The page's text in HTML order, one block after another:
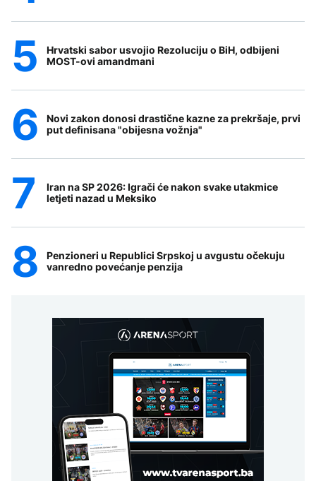
Hrvatski sabor usvojio Rezoluciju o BiH, odbijeni
MOST-ovi amandmani
Novi zakon donosi drastične kazne za prekršaje, prvi
put definisana "obijesna vožnja"
Iran na SP 2026: Igrači će nakon svake utakmice
letjeti nazad u Meksiko
Penzioneri u Republici Srpskoj u avgustu očekuju
vanredno povećanje penzija